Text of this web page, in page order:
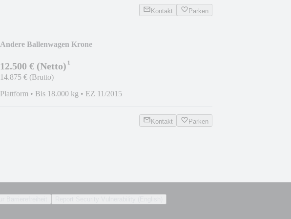
Kontakt Parken
Andere Ballenwagen Krone
12.500 € (Netto)¹
14.875 € (Brutto)
Plattform • Bis 18.000 kg • EZ 11/2015
Kontakt Parken